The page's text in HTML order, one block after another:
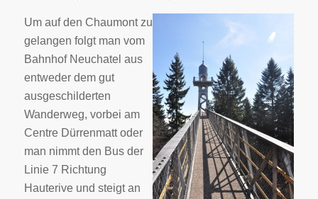
Um auf den Chaumont zu
gelangen folgt man vom
Bahnhof Neuchatel aus
entweder dem gut
ausgeschilderten
Wanderweg, vorbei am
Centre Dürrenmatt oder
man nimmt den Bus der
Linie 7 Richtung
Hauterive und steigt an